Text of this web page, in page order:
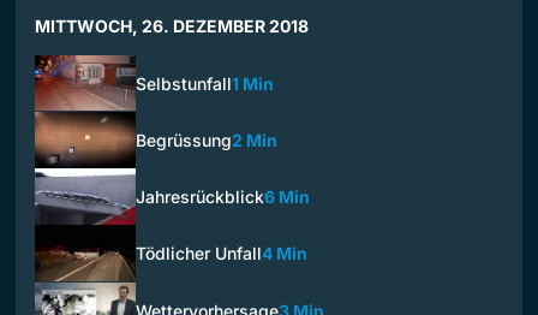
MITTWOCH, 26. DEZEMBER 2018
Selbstunfall1 Min
Begrüssung2 Min
Jahresrückblick6 Min
Tödlicher Unfall4 Min
Wettervorhersage3 Min